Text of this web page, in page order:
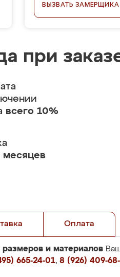
ВЫЗВАТЬ ЗАМЕРЩИКА
при
всего 10%
месяцев
Оплата
размеров и материалов
665-24-01, 8 (926) 409-